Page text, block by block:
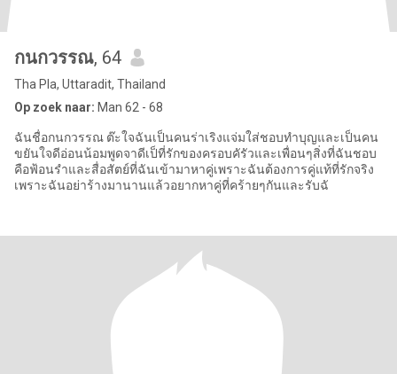
กนกวรรณ, 64
Tha Pla, Uttaradit, Thailand
Op zoek naar: Man 62 - 68
ฉันชื่อกนกวรรณ ต๊ะใจฉันเป็นคนร่าเริงแจ่มใส่ชอบทำบุญและเป็นคน
ขยันใจดีอ่อนน้อมพูดจาดีเป็ที่รักของครอบคัรัวและเพื่อนๆสิ่งที่ฉันชอบ
คือฟ้อนรำและสื่อสัตย์ที่ฉันเข้ามาหาคู่เพราะฉันต้องการคู่แท้ที่รักจริง
เพราะฉันอย่าร้างมานานแล้วอยากหาคู่ที่คร้ายๆกันและรับฉั